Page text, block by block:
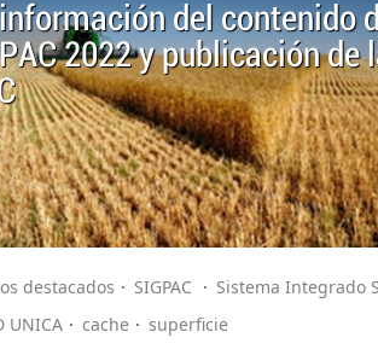
del contenido
2022 y publicación de
destacados SIGPAC
Sistema Integrado
UNICA
cache superficie